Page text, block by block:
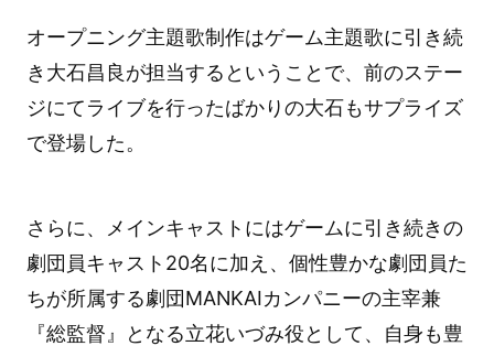
オープニング主題歌制作はゲーム主題歌に引き続
き大石昌良が担当するということで、前のステー
ジにてライブを行ったばかりの大石もサプライズ
で登場した。
さらに、メインキャストにはゲームに引き続きの
劇団員キャスト20名に加え、個性豊かな劇団員た
ちが所属する劇団MANKAIカンパニーの主宰兼
『総監督』となる立花いづみ役として、自身も豊